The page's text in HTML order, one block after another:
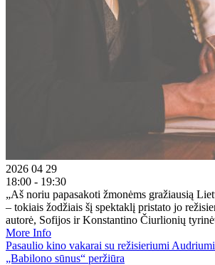
2026 04 29
18:00 - 19:30
„Aš noriu papasakoti žmonėms gražiausią
– tokiais žodžiais šį spektaklį pristato jo
autorė, Sofijos ir Konstantino Čiurlionių
More Info
Pasaulio kino vakarai su režisieriumi
„Babilono sūnus“ peržiūra